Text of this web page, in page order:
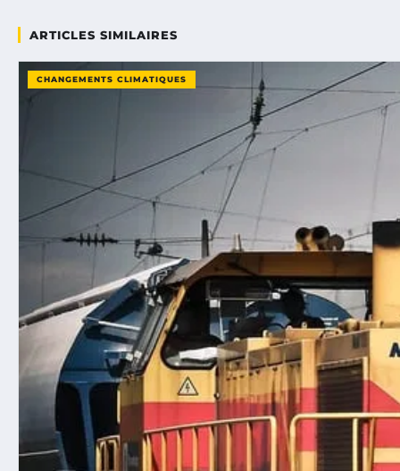
ARTICLES SIMILAIRES
CHANGEMENTS CLIMATIQUES